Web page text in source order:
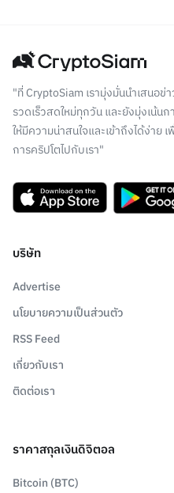
"ที่ CryptoSiam เรามุ่งมั่นนำเสนอข่
รวดเร็วสดใหม่ทุกวัน และยังมุ่งเน้น
ให้มีความน่าสนใจและเข้าถึงได้ง่าย
การคริปโตไปกับเรา"
บริษัท
Advertise
นโยบายความเป็นส่วนตัว
RSS Feed
เกี่ยวกับเรา
ติดต่อเรา
ราคาสกุลเงินดิจิตอล
Bitcoin (BTC)